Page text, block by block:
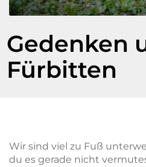
Gedenken
Fürbitten
Wir sind viel zu Fuß
du es gerade nicht